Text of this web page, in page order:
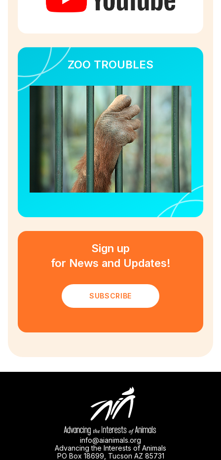
ZOO TROUBLES
Sign up
for News and Updates!
SUBSCRIBE
info@aianimals.org
Advancing the Interests of Animals
PO Box 18699, Tucson AZ 85731